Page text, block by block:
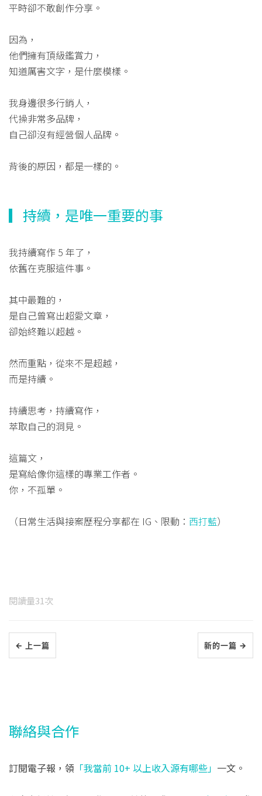
平時卻不敢創作分享。
因為，
他們擁有頂級鑑賞力，
知道厲害文字，是什麼模樣。
我身邊很多行銷人，
代操非常多品牌，
自己卻沒有經營個人品牌。
背後的原因，都是一樣的。
▎持續，是唯一重要的事
我持續寫作 5 年了，
依舊在克服這件事。
其中最難的，
是自己曾寫出超愛文章，
卻始終難以超越。
然而重點，從來不是超越，
而是持續。
持續思考，持續寫作，
萃取自己的洞見。
這篇文，
是寫給像你這樣的專業工作者。
你，不孤單。
（日常生活與接案歷程分享都在 IG、限動： 西打藍）
閱讀量31次
← 上一篇 新的一篇 →
聯絡與合作
訂閱電子報，領 「我當前 10+ 以上收入源有哪些」 一文。